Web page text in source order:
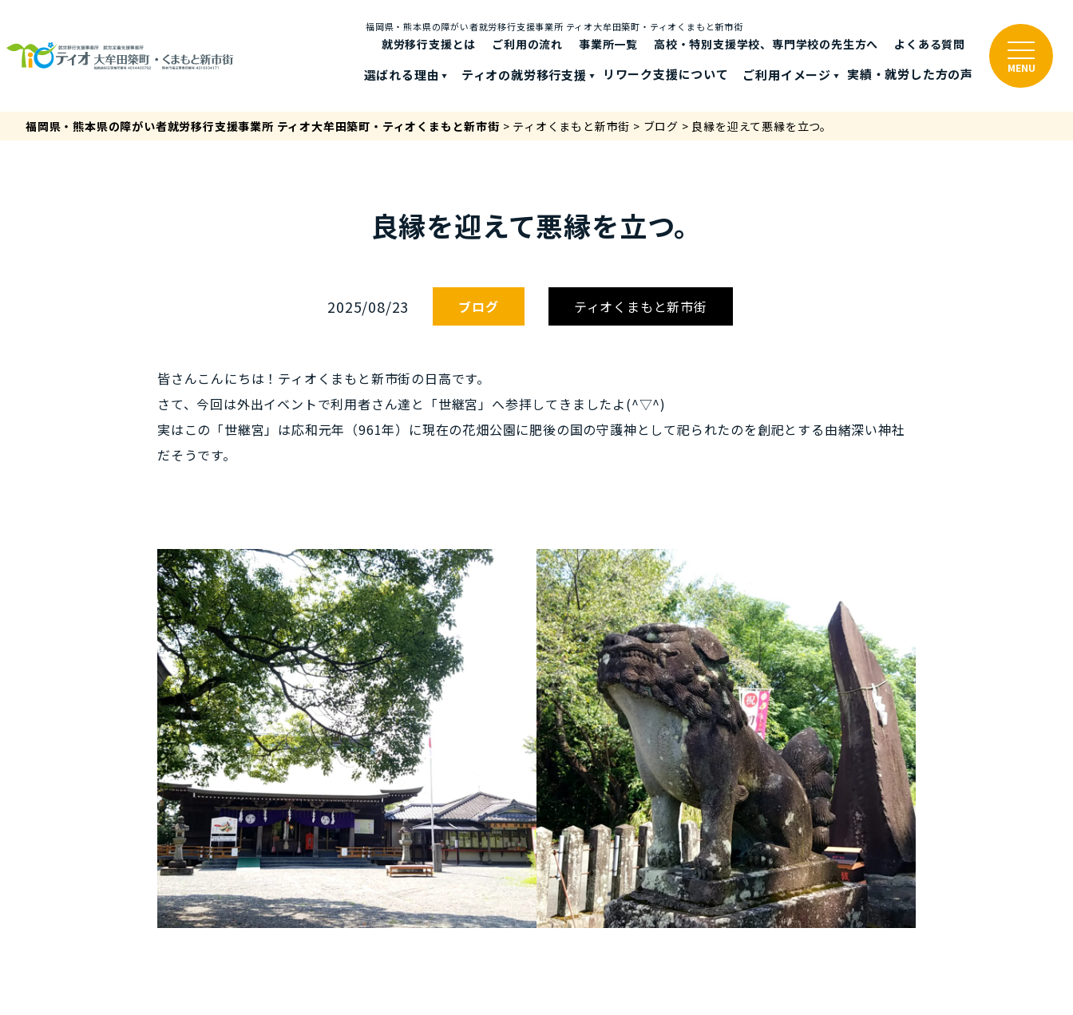
福岡県・熊本県の障がい者就労移⾏⽀援事業所 ティオ⼤牟⽥築町・ティオくまもと新市街
就労移行支援とは ご利⽤の流れ 事業所一覧 高校・特別支援学校、専門学校の先生方へ よくある質問
選ばれる理由 ティオの就労移⾏⽀援 リワーク支援について ご利⽤イメージ 実績・就労した⽅の声 MENU
福岡県・熊本県の障がい者就労移行支援事業所 ティオ大牟田築町・ティオくまもと新市街 > ティオくまもと新市街 > ブログ > 良縁を迎えて悪縁を立つ。
良縁を迎えて悪縁を立つ。
2025/08/23 ブログ ティオくまもと新市街
皆さんこんにちは！ティオくまもと新市街の日高です。
さて、今回は外出イベントで利用者さん達と「世継宮」へ参拝してきましたよ(^▽^)
実はこの「世継宮」は応和元年（961年）に現在の花畑公園に肥後の国の守護神として祀られたのを創祀とする由緒深い神社
だそうです。